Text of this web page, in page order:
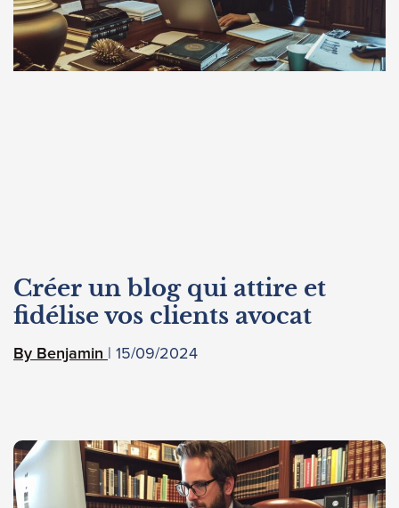
Créer un blog qui attire et
fidélise vos clients avocat
Benjamin 15/09/2024